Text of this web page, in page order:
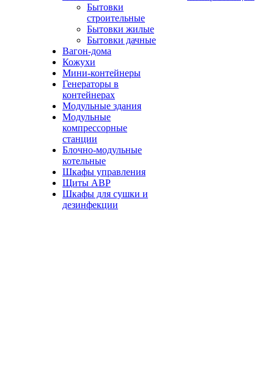
Бытовки
строительные
Бытовки жилые
Бытовки дачные
Вагон-дома
Кожухи
Мини-контейнеры
Генераторы в
контейнерах
Модульные здания
Модульные
компрессорные
станции
Блочно-модульные
котельные
Шкафы управления
Щиты АВР
Шкафы для сушки и
дезинфекции